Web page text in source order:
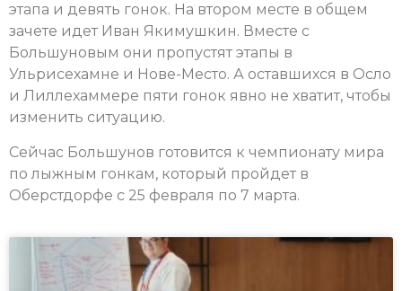
этапа и девять гонок. На втором месте в общем
зачете идет Иван Якимушкин. Вместе с
Большуновым они пропустят этапы в
Ульрисехамне и Нове-Место. А оставшихся в Осло
и Лиллехаммере пяти гонок явно не хватит, чтобы
изменить ситуацию.
Сейчас Большунов готовится к чемпионату мира
по лыжным гонкам, который пройдет в
Оберстдорфе с 25 февраля по 7 марта.